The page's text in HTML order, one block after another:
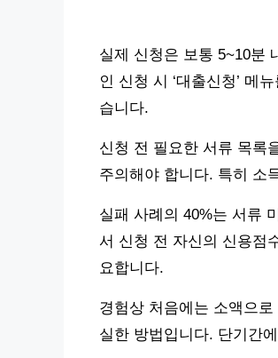
실제 신청은 보통 5~10분
인 신청 시 ‘대출신청’ 메
습니다.
신청 전 필요한 서류 목록
주의해야 합니다. 특히 소
실패 사례의 40%는 서류
서 신청 전 자신의 신용점
요합니다.
경험상 처음에는 소액으
실한 방법입니다. 단기간